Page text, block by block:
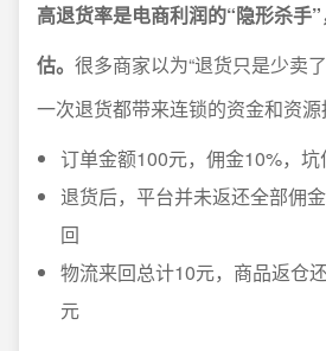
高退货率是电商利润的“隐形杀手
估。 很多商家以为“退货只是少卖
一次退货都带来连锁的资金和资源
订单金额100元，佣金10%，
退货后，平台并未返还全部佣
回
物流来回总计10元，商品返仓
元